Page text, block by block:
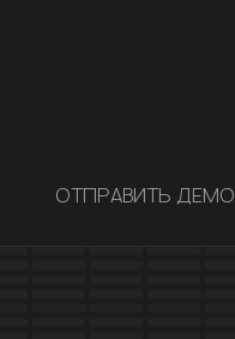
ОТПРАВИТЬ ДЕМО